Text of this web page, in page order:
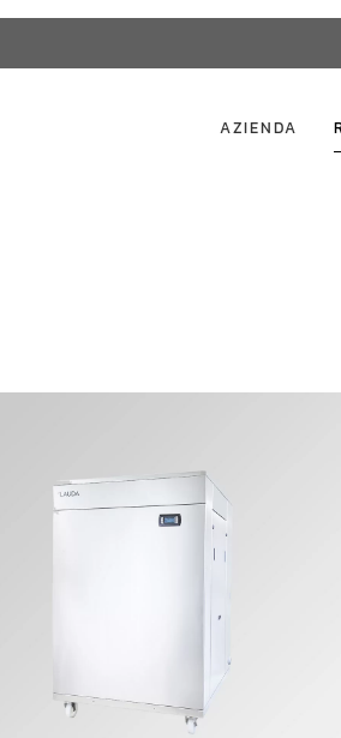
AZIENDA